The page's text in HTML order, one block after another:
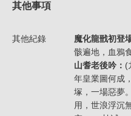
其他事項
其他紀錄 魔化龍戩初登
骸遍地，血鴉
山耆老後吟： (
年皇業圖何成
塚，一場惡夢
用，世浪浮沉